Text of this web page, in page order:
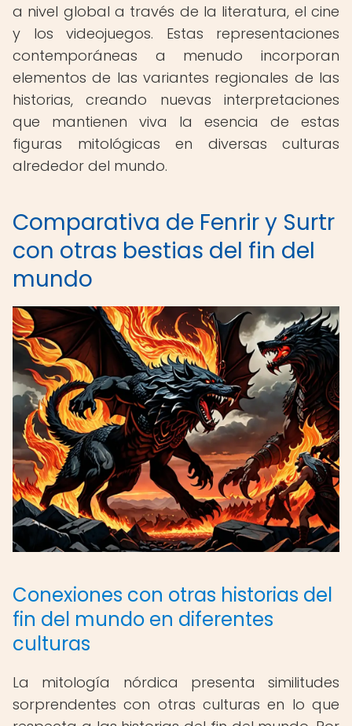
a nivel global a través de la literatura, el cine
y los videojuegos. Estas representaciones
contemporáneas a menudo incorporan
elementos de las variantes regionales de las
historias, creando nuevas interpretaciones
que mantienen viva la esencia de estas
figuras mitológicas en diversas culturas
alrededor del mundo.
Comparativa de Fenrir y Surtr
con otras bestias del fin del
mundo
Conexiones con otras historias del
fin del mundo en diferentes
culturas
La mitología nórdica presenta similitudes
sorprendentes con otras culturas en lo que